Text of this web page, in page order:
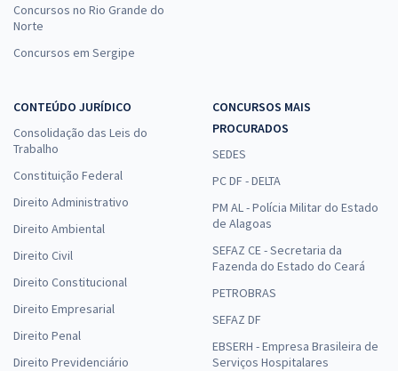
Concursos no Rio Grande do
Norte
Concursos em Sergipe
CONTEÚDO JURÍDICO
Consolidação das Leis do
Trabalho
Constituição Federal
Direito Administrativo
Direito Ambiental
Direito Civil
Direito Constitucional
Direito Empresarial
Direito Penal
Direito Previdenciário
CONCURSOS MAIS
PROCURADOS
SEDES
PC DF - DELTA
PM AL - Polícia Militar do Estado
de Alagoas
SEFAZ CE - Secretaria da
Fazenda do Estado do Ceará
PETROBRAS
SEFAZ DF
EBSERH - Empresa Brasileira de
Serviços Hospitalares